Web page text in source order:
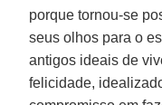
porque tornou-se
seus olhos para o
antigos ideais de
felicidade,